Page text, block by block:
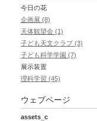
今日の花
企画展 (8)
天体観望会 (1)
子ども天文クラブ (3)
子ども科学学園 (7)
展示装置
理科学習 (45)
ウェブページ
assets_c